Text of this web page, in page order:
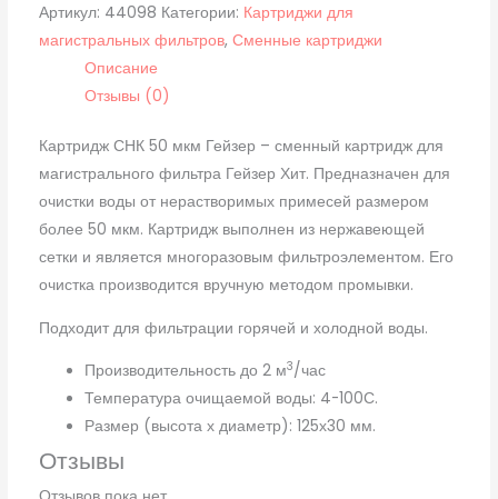
Артикул: 44098 Категории: Картриджи для
магистральных фильтров, Сменные картриджи
Описание
Отзывы (0)
Картридж СНК 50 мкм Гейзер – сменный картридж для
магистрального фильтра Гейзер Хит. Предназначен для
очистки воды от нерастворимых примесей размером
более 50 мкм. Картридж выполнен из нержавеющей
сетки и является многоразовым фильтроэлементом. Его
очистка производится вручную методом промывки.
Подходит для фильтрации горячей и холодной воды.
Производительность до 2 м3/час
Температура очищаемой воды: 4-100С.
Размер (высота х диаметр): 125х30 мм.
Отзывы